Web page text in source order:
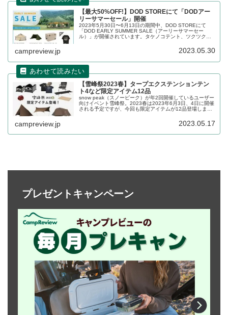
【最大50%OFF!】DOD STOREにて「DODアー
リーサマーセール」開催
2023年5月30日〜6月13日の期間中、DOD STOREにて
「DOD EARLY SUMMER SALE（アーリーサマーセー
ル）」が開催されています。タケノコテント、ツクツクベ
ルの商品が割り引かれています。詳細をレビューします。
campreview.jp 2023.05.30
【雪峰祭2023春】タープエクステンションテン
ト4など限定アイテム12品
snow peak（スノーピーク）が年2回開催しているユーザー
向けイベント雪峰祭。2023春は2023年6月3日、4日に開催
される予定ですが、今回も限定アイテムが12品登場しま
campreview.jp 2023.05.17
プレゼントキャンペーン